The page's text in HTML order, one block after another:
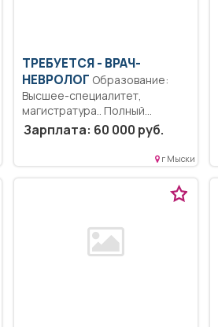
ТРЕБУЕТСЯ - ВРАЧ-
НЕВРОЛОГ
Высшее-специалитет,
магистратура.. Полный
рабочий день..
Зарплата: 60 000 руб.
г Мыски